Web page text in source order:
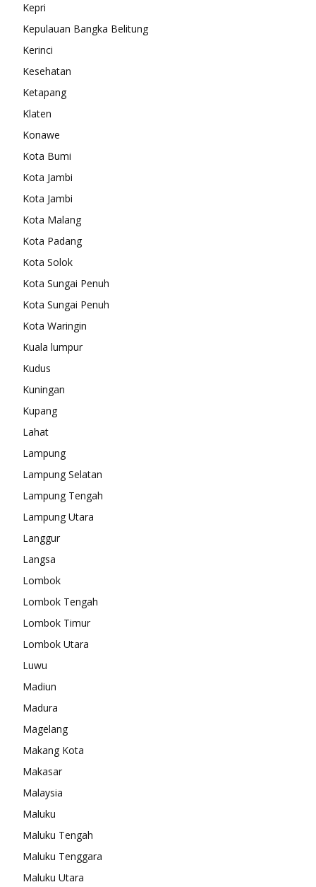
Kepri
Kepulauan Bangka Belitung
Kerinci
Kesehatan
Ketapang
Klaten
Konawe
Kota Bumi
Kota Jambi
Kota Jambi
Kota Malang
Kota Padang
Kota Solok
Kota Sungai Penuh
Kota Sungai Penuh
Kota Waringin
Kuala lumpur
Kudus
Kuningan
Kupang
Lahat
Lampung
Lampung Selatan
Lampung Tengah
Lampung Utara
Langgur
Langsa
Lombok
Lombok Tengah
Lombok Timur
Lombok Utara
Luwu
Madiun
Madura
Magelang
Makang Kota
Makasar
Malaysia
Maluku
Maluku Tengah
Maluku Tenggara
Maluku Utara